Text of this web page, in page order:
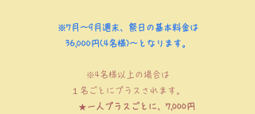
※7月〜9月週末、祭日の基本料金は
36,000円(4名様)〜となります。
※4名様以上の場合は
１名ごとにプラスされます。
★一人プラスごとに、7,000円